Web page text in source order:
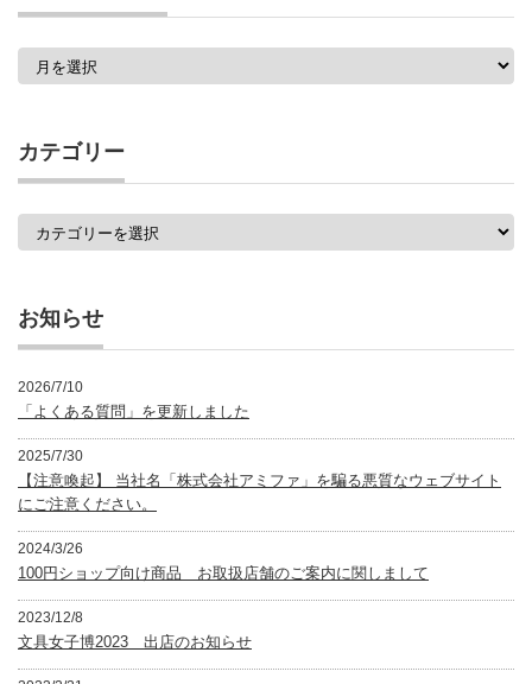
一
覧
カテゴリー
お知らせ
2026/7/10
「よくある質問」を更新しました
2025/7/30
【注意喚起】 当社名「株式会社アミファ」を騙る悪質なウェブサイト
にご注意ください。
2024/3/26
100円ショップ向け商品 お取扱店舗のご案内に関しまして
2023/12/8
文具女子博2023 出店のお知らせ